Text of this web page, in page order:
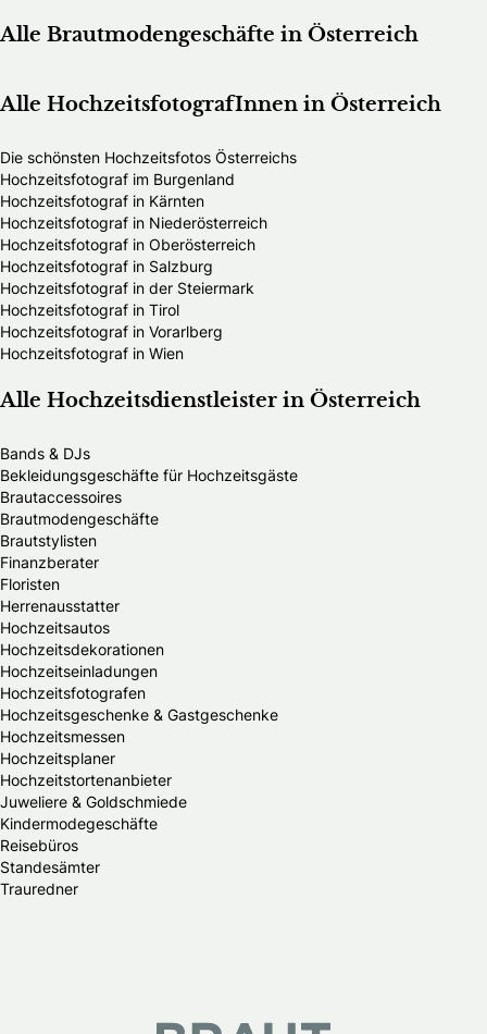
Alle Brautmodengeschäfte in Österreich
Alle HochzeitsfotografInnen in Österreich
Die schönsten Hochzeitsfotos Österreichs
Hochzeitsfotograf im Burgenland
Hochzeitsfotograf in Kärnten
Hochzeitsfotograf in Niederösterreich
Hochzeitsfotograf in Oberösterreich
Hochzeitsfotograf in Salzburg
Hochzeitsfotograf in der Steiermark
Hochzeitsfotograf in Tirol
Hochzeitsfotograf in Vorarlberg
Hochzeitsfotograf in Wien
Alle Hochzeitsdienstleister in Österreich
Bands & DJs
Bekleidungsgeschäfte für Hochzeitsgäste
Brautaccessoires
Brautmodengeschäfte
Brautstylisten
Finanzberater
Floristen
Herrenausstatter
Hochzeitsautos
Hochzeitsdekorationen
Hochzeitseinladungen
Hochzeitsfotografen
Hochzeitsgeschenke & Gastgeschenke
Hochzeitsmessen
Hochzeitsplaner
Hochzeitstortenanbieter
Juweliere & Goldschmiede
Kindermodegeschäfte
Reisebüros
Standesämter
Trauredner